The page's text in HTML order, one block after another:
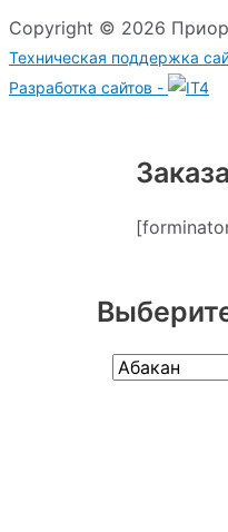
Copyright © 2026
Техническая поддержка
Разработка сайтов -